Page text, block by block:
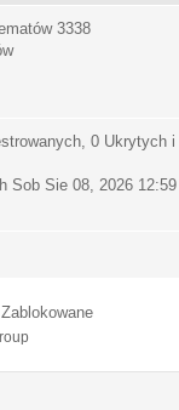
3338
0 Ukrytych
Sob Sie 08, 2026 12:59